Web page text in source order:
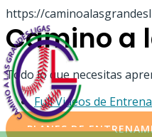
https://
Camino a
Todo lo que necesitas
Full Videos de
PLANES DE